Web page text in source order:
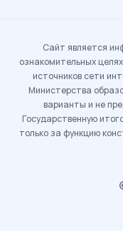
Сайт является
ознакомительных
источников сети
Министерства
варианты и не
Государственную
только за функцию